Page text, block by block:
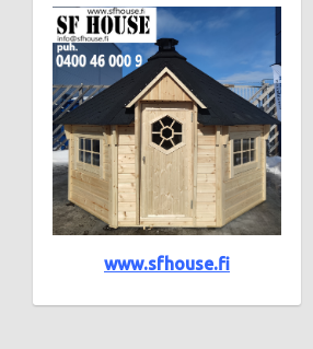
www.sfhouse.fi